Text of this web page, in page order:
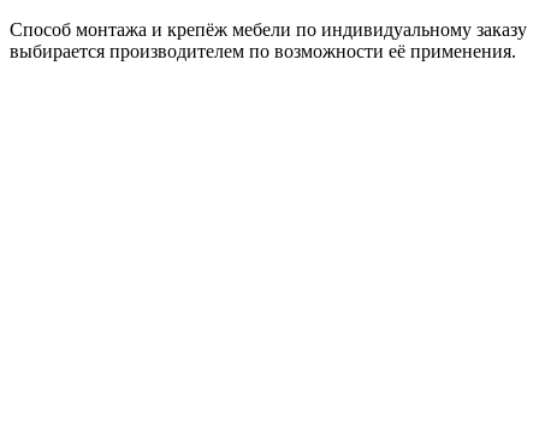
Способ монтажа и крепёж мебели по индивидуальному заказу
выбирается производителем по возможности её применения.